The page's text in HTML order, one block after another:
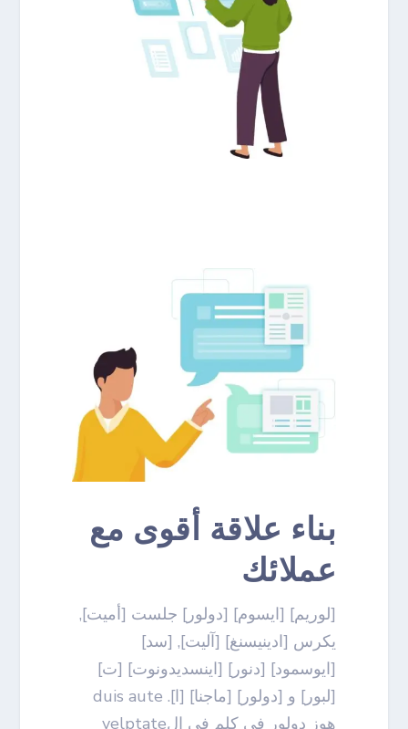
بناء علاقة أقوى مع
عملائك
[لوريم] [ايسوم] [دولور] جلست [أميت],
يكرس [ادينيسنغ] [آليت], [سد]
[ايوسمود] [دنور] [اينسديدونوت] [ت]
[لبور] و [دولور] [ماجنا] [ا]. duis aute
هوز دولور في كلم في الvelptate